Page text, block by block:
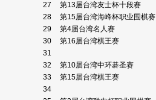
27
第13届台湾友士杯十段赛
28
第15届台湾海峰杯职业围棋赛
29
第4届台湾名人赛
30
第16届台湾棋王赛
31
32
第10届台湾中环碁圣赛
33
第15届台湾棋王赛
34